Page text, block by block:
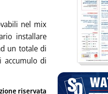
nel mix
installare
un totale di
accumulo di